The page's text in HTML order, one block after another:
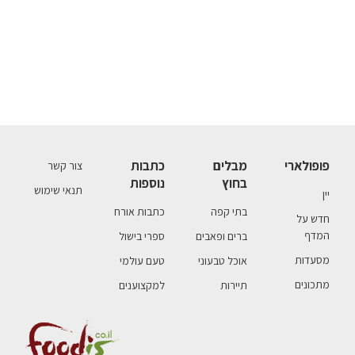
פופולארי
יין
חדש על
המדף
מסעדות
מתכונים
מבלים
בחוץ
בתי קפה
ברים ופאבים
אוכל טבעוני
תיירות
כתבות
נוספות
כתבות אורח
ספרי בישול
טעם עולמי
למקצוענים
צור קשר
תנאי שימוש